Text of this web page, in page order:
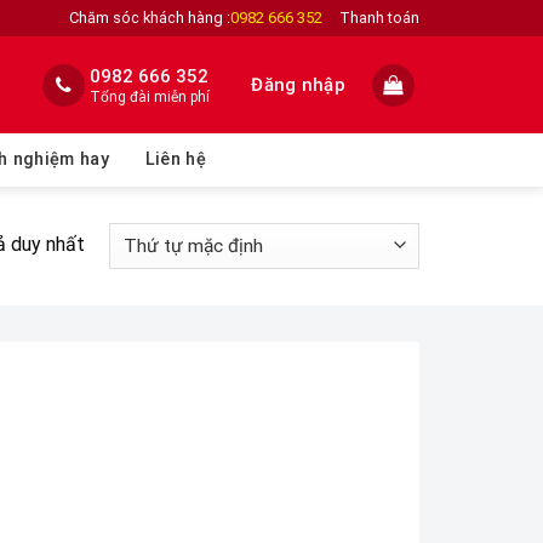
Chăm sóc khách hàng :0982 666 352 Thanh toán
0982 666 352
Tổng đài miễn phí
Đăng nhập
nghiệm hay Liên hệ
duy nhất